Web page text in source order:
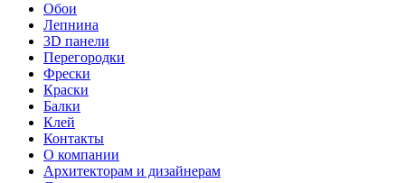
Обои
Лепнина
3D панели
Перегородки
Фрески
Краски
Балки
Клей
Контакты
О компании
Архитекторам и дизайнерам